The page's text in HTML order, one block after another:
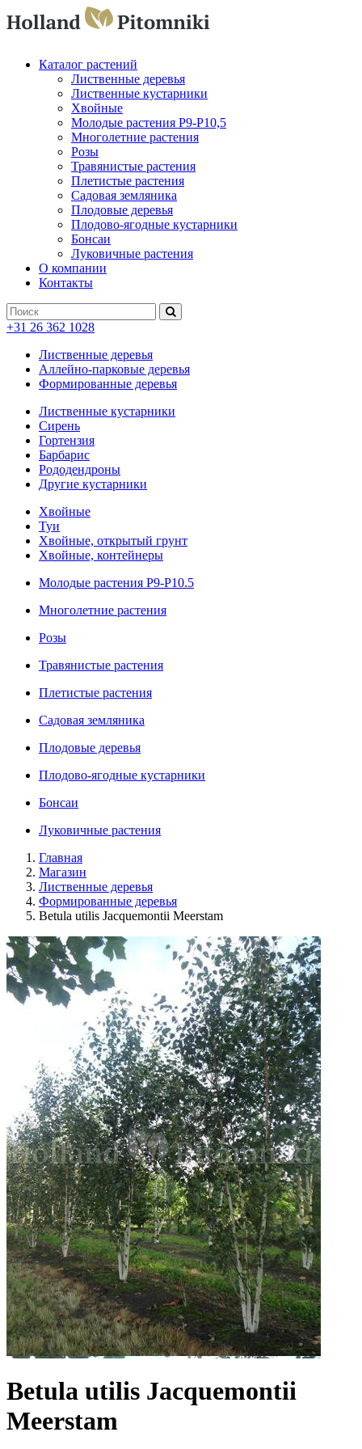
Каталог растений
Лиственные деревья
Лиственные кустарники
Хвойные
Молодые растения P9-P10,5
Многолетние растения
Розы
Травянистые растения
Плетистые растения
Садовая земляника
Плодовые деревья
Плодово-ягодные кустарники
Бонсаи
Луковичные растения
О компании
Контакты
+31 26 362 1028
Лиственные деревья
Аллейно-парковые деревья
Формированные деревья
Лиственные кустарники
Cирень
Гортензия
Барбарис
Рододендроны
Другие кустарники
Хвойные
Туи
Хвойные, открытый грунт
Хвойные, контейнеры
Молодые растения Р9-Р10.5
Многолетние растения
Розы
Травянистые растения
Плетистые растения
Садовая земляника
Плодовые деревья
Плодово-ягодные кустарники
Бонсаи
Луковичные растения
Главная
Магазин
Лиственные деревья
Формированные деревья
Betula utilis Jacquemontii Meerstam
Betula utilis Jacquemontii
Meerstam